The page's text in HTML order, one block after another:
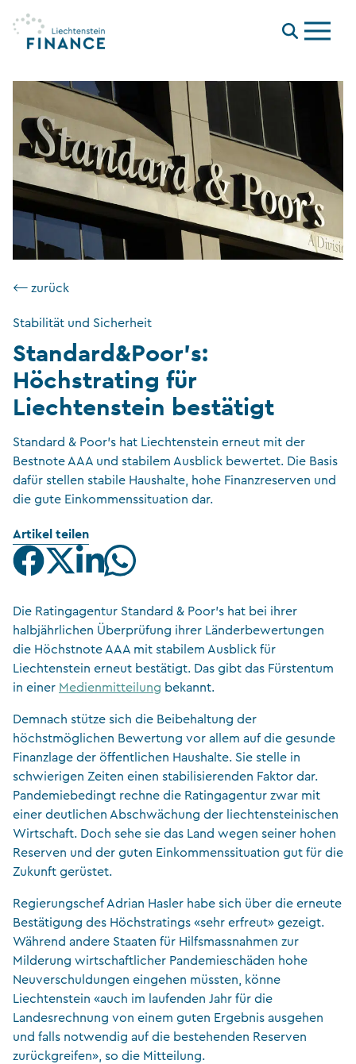
Menu
⟵ zurück
Stabilität und Sicherheit
Standard&Poor’s:
Höchstrating für
Liechtenstein bestätigt
Standard & Poor's hat Liechtenstein erneut mit der
Bestnote AAA und stabilem Ausblick bewertet. Die Basis
dafür stellen stabile Haushalte, hohe Finanzreserven und
die gute Einkommenssituation dar.
Artikel teilen
Die Ratingagentur Standard & Poor’s hat bei ihrer
halbjährlichen Überprüfung ihrer Länderbewertungen
die Höchstnote AAA mit stabilem Ausblick für
Liechtenstein erneut bestätigt. Das gibt das Fürstentum
in einer Medienmitteilung bekannt.
Demnach stütze sich die Beibehaltung der
höchstmöglichen Bewertung vor allem auf die gesunde
Finanzlage der öffentlichen Haushalte. Sie stelle in
schwierigen Zeiten einen stabilisierenden Faktor dar.
Pandemiebedingt rechne die Ratingagentur zwar mit
einer deutlichen Abschwächung der liechtensteinischen
Wirtschaft. Doch sehe sie das Land wegen seiner hohen
Reserven und der guten Einkommenssituation gut für die
Zukunft gerüstet.
Regierungschef Adrian Hasler habe sich über die erneute
Bestätigung des Höchstratings «sehr erfreut» gezeigt.
Während andere Staaten für Hilfsmassnahmen zur
Milderung wirtschaftlicher Pandemieschäden hohe
Neuverschuldungen eingehen müssten, könne
Liechtenstein «auch im laufenden Jahr für die
Landesrechnung von einem guten Ergebnis ausgehen
und falls notwendig auf die bestehenden Reserven
zurückgreifen», so die Mitteilung.